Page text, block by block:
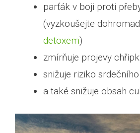
parťák v boji proti
(vyzkoušejte
detoxem)
zmírňuje projevy
snižuje riziko
a také snižuje obsah